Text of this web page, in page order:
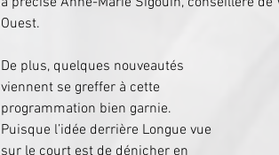
Ouest.
De plus, quelques nouveautés
viennent se greffer à cette
programmation bien garnie.
Puisque l’idée derrière Longue vue
sur le court est de dénicher en